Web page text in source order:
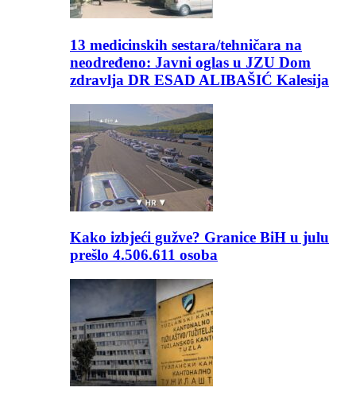
13 medicinskih sestara/tehničara na
neodređeno: Javni oglas u JZU Dom
zdravlja DR ESAD ALIBAŠIĆ Kalesija
Kako izbjeći gužve? Granice BiH u julu
prešlo 4.506.611 osoba